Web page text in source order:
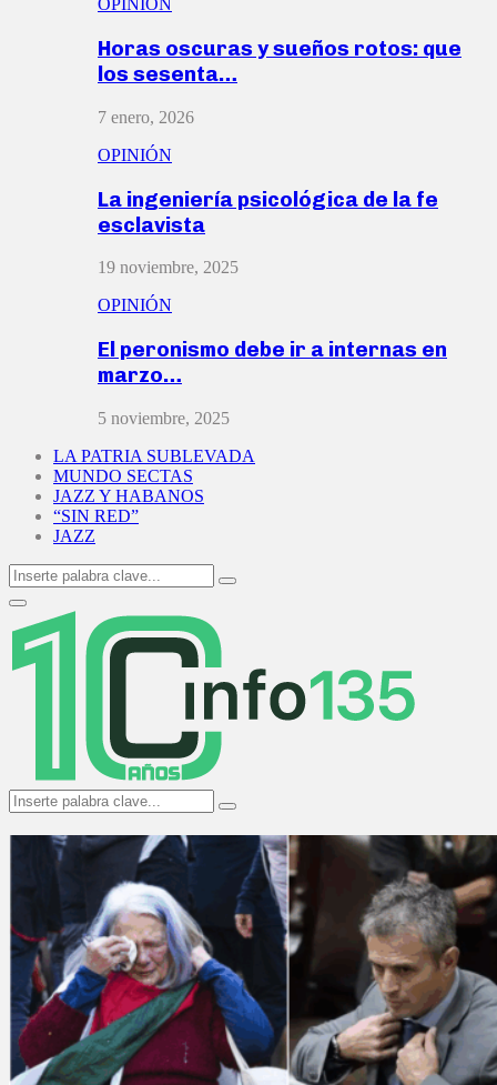
OPINIÓN
Horas oscuras y sueños rotos: que
los sesenta…
7 enero, 2026
OPINIÓN
La ingeniería psicológica de la fe
esclavista
19 noviembre, 2025
OPINIÓN
El peronismo debe ir a internas en
marzo…
5 noviembre, 2025
LA PATRIA SUBLEVADA
MUNDO SECTAS
JAZZ Y HABANOS
“SIN RED”
JAZZ
Search
for:
Search
Primary
Menu
Search
for:
Search